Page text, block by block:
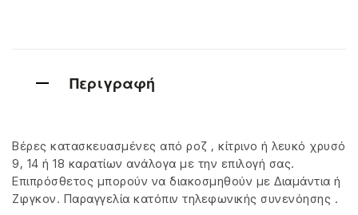
Περιγραφή
Βέρες κατασκευασμένες από ροζ , κίτρινο ή λευκό χρυσό
9, 14 ή 18 καρατίων ανάλογα με την επιλογή σας.
Επιπρόσθετος μπορούν να διακοσμηθούν με Διαμάντια ή
Ζιργκον. Παραγγελία κατόπιν τηλεφωνικής συνενόησης .